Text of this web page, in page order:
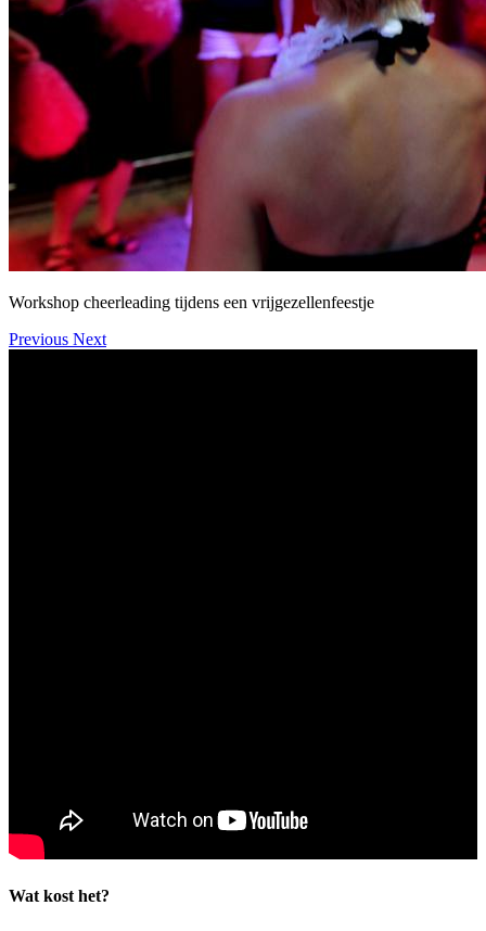
Workshop cheerleading tijdens een vrijgezellenfeestje
Previous Next
Wat kost het?